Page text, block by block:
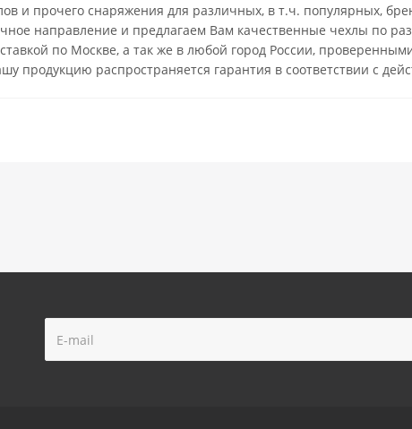
и прочего снаряжения для различных, в т.ч. популярных,
направление и предлагаем Вам качественные чехлы по
по Москве, а так же в любой город России,
продукцию распространяется гарантия в соответствии с